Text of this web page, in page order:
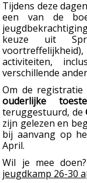
Tijdens deze
een van de
keuze uit
activiteiten,
verschillende
Om de
ouderlijke
teruggestuurd, de
zijn gelezen en
bij aanvang op
April.
Wil je mee
jeugdkamp 26-30